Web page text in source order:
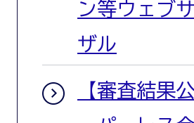
ン等ウェブ
ザル
【審査結果